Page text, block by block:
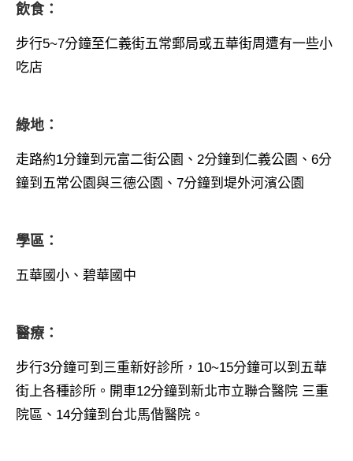
飲食：
步行5~7分鐘至仁義街五常郵局或五華街周遭有一些小
吃店
綠地：
走路約1分鐘到元富二街公園、2分鐘到仁義公園、6分
鐘到五常公園與三德公園、7分鐘到堤外河濱公園
學區：
五華國小、碧華國中
醫療：
步行3分鐘可到三重新好診所，10~15分鐘可以到五華
街上各種診所。開車12分鐘到新北市立聯合醫院 三重
院區、14分鐘到台北馬偕醫院。